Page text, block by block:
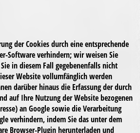
der Cookies durch eine entsprechende
Software verhindern; wir weisen Sie
in diesem Fall gegebenenfalls nicht
Website vollumfänglich werden
darüber hinaus die Erfassung der durch
auf Ihre Nutzung der Website bezogenen
an Google sowie die Verarbeitung
verhindern, indem Sie das unter dem
Browser-Plugin herunterladen und